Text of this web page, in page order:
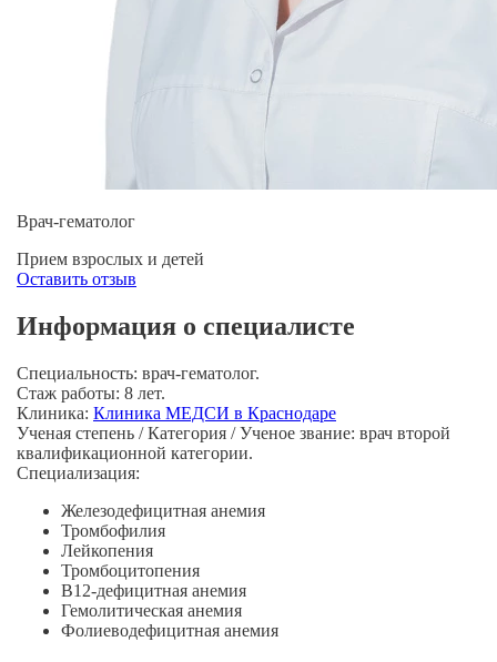
Врач-гематолог
Прием взрослых и детей
Оставить отзыв
Информация о специалисте
Специальность: врач-гематолог.
Стаж работы: 8 лет.
Клиника: Клиника МЕДСИ в Краснодаре
Ученая степень / Категория / Ученое звание: врач второй
квалификационной категории.
Специализация:
Железодефицитная анемия
Тромбофилия
Лейкопения
Тромбоцитопения
B12-дефицитная анемия
Гемолитическая анемия
Фолиеводефицитная анемия